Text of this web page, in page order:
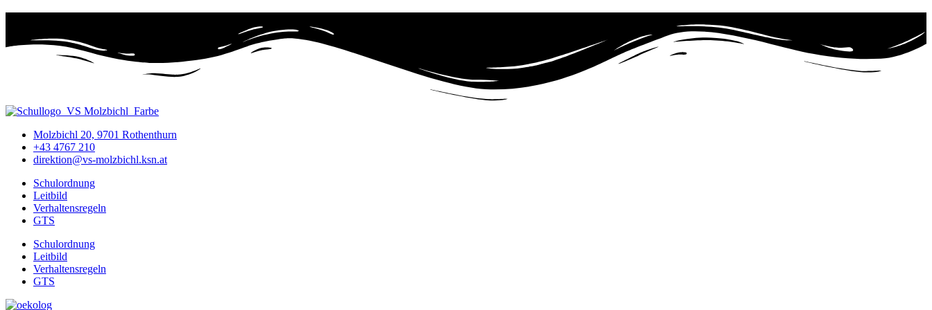
Molzbichl 20, 9701 Rothenthurn
+43 4767 210
direktion@vs-molzbichl.ksn.at
Schulordnung
Leitbild
Verhaltensregeln
GTS
Schulordnung
Leitbild
Verhaltensregeln
GTS